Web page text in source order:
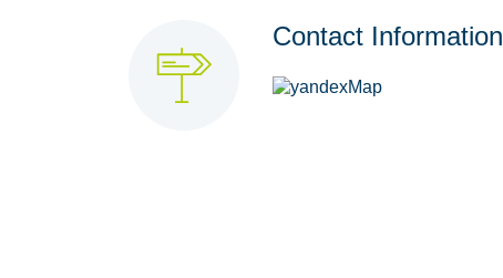
Contact Information